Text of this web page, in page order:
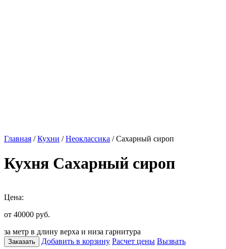
Главная /Кухни /Неоклассика / Сахарный сироп
Кухня Сахарный сироп
Цена:
от 40000 руб.
за метр в длину верха и низа гарнитура
Заказать Добавить в корзину Расчет цены Вызвать